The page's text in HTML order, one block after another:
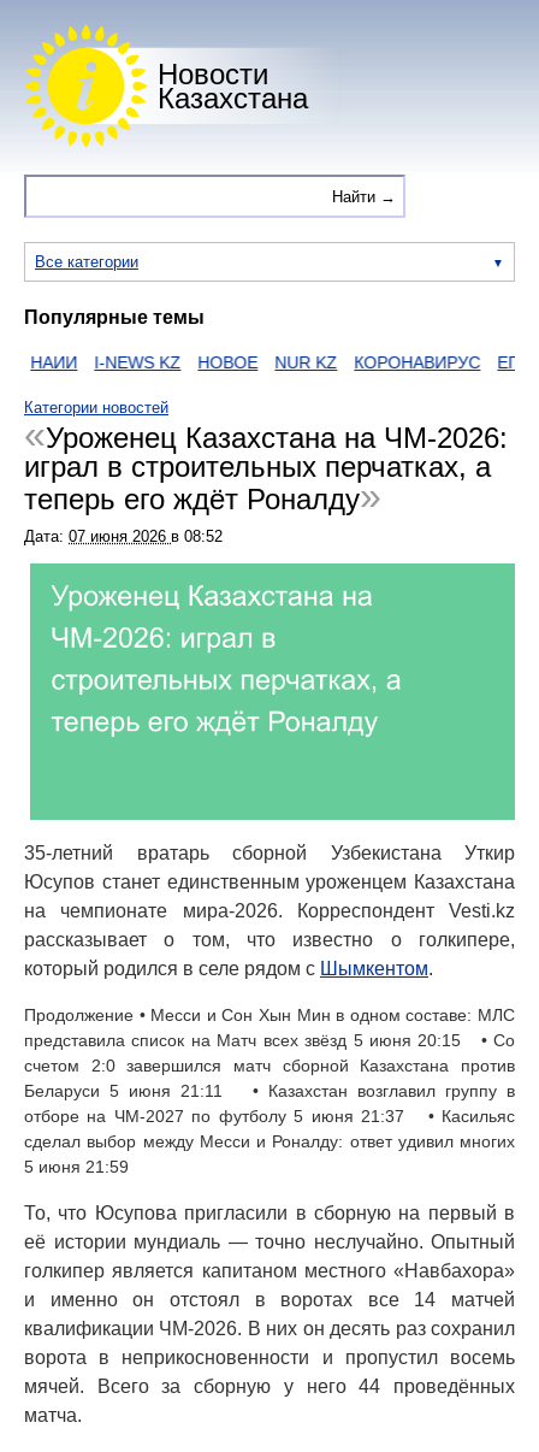
Новости
Казахстана
Все категории
Популярные темы
I-NEWS KZ НОВОЕ NUR KZ КОРОНАВИРУС ЕГОВ
Категории новостей
Уроженец Казахстана на ЧМ-2026:
играл в строительных перчатках, а
теперь его ждёт Роналду
Дата: 07 июня 2026 в 08:52
35-летний вратарь сборной Узбекистана Уткир
Юсупов станет единственным уроженцем Казахстана
на чемпионате мира-2026. Корреспондент Vesti.kz
рассказывает о том, что известно о голкипере,
который родился в селе рядом с Шымкентом.
Продолжение • Месси и Сон Хын Мин в одном составе: МЛС
представила список на Матч всех звёзд 5 июня 20:15 • Со
счетом 2:0 завершился матч сборной Казахстана против
Беларуси 5 июня 21:11 • Казахстан возглавил группу в
отборе на ЧМ-2027 по футболу 5 июня 21:37 • Касильяс
сделал выбор между Месси и Роналду: ответ удивил многих
5 июня 21:59
То, что Юсупова пригласили в сборную на первый в
её истории мундиаль — точно неслучайно. Опытный
голкипер является капитаном местного «Навбахора»
и именно он отстоял в воротах все 14 матчей
квалификации ЧМ-2026. В них он десять раз сохранил
ворота в неприкосновенности и пропустил восемь
мячей. Всего за сборную у него 44 проведённых
матча.